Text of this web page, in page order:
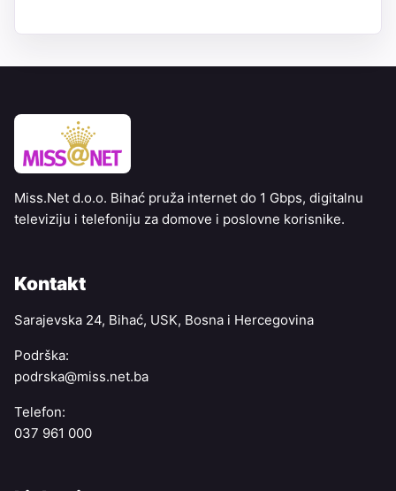
Miss.Net d.o.o. Bihać pruža internet do 1 Gbps, digitalnu
televiziju i telefoniju za domove i poslovne korisnike.
Kontakt
Sarajevska 24, Bihać, USK, Bosna i Hercegovina
Podrška:
podrska@miss.net.ba
Telefon:
037 961 000